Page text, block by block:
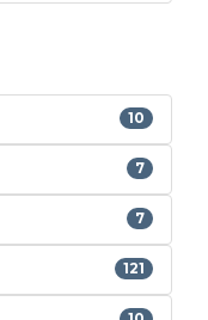
10
7
7
121